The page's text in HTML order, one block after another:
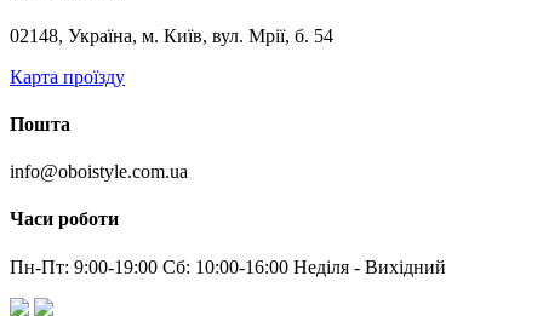
02148, Україна, м. Київ, вул. Мрії, б. 54
Карта проїзду
Пошта
info@oboistyle.com.ua
Часи роботи
Пн-Пт: 9:00-19:00 Сб: 10:00-16:00 Неділя - Вихідний